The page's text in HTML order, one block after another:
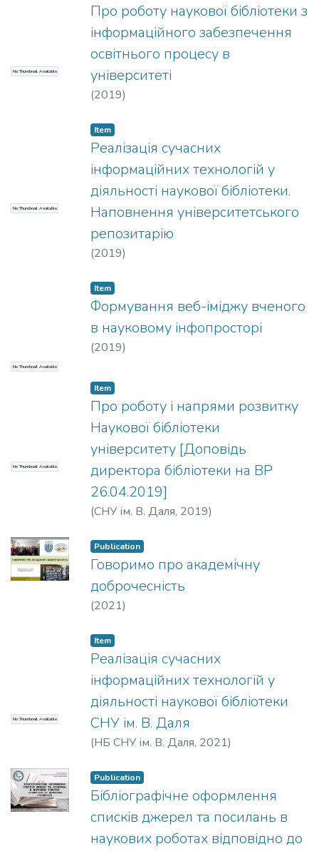
No Thumbnail Available
Про роботу наукової бібліотеки з
інформаційного забезпечення
освітнього процесу в
університеті
(2019)
No Thumbnail Available
Item
Реалізація сучасних
інформаційних технологій у
діяльності наукової бібліотеки.
Наповнення університетського
репозитарію
(2019)
No Thumbnail Available
Item
Формування веб-іміджу вченого
в науковому інфопросторі
(2019)
No Thumbnail Available
Item
Про роботу і напрями розвитку
Наукової бібліотеки
університету [Доповідь
директора бібліотеки на ВР
26.04.2019]
(СНУ ім. В. Даля, 2019)
Publication
Говоримо про академічну
доброчесність
(2021)
No Thumbnail Available
Item
Реалізація сучасних
інформаційних технологій у
діяльності наукової бібліотеки
СНУ ім. В. Даля
(НБ СНУ ім. В. Даля, 2021)
Publication
Бібліографічне оформлення
списків джерел та посилань в
наукових роботах відповідно до